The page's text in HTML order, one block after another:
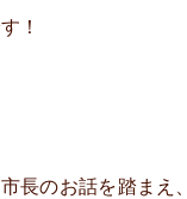
！
長のお話を踏まえ、